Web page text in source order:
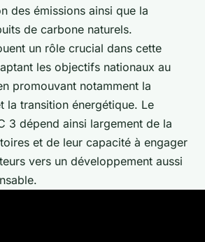
des émissions ainsi que la
de carbone naturels.
un rôle crucial dans cette
les objectifs nationaux au
promouvant notamment la
la transition énergétique. Le
3 dépend ainsi largement de la
et de leur capacité à engager
vers un développement aussi